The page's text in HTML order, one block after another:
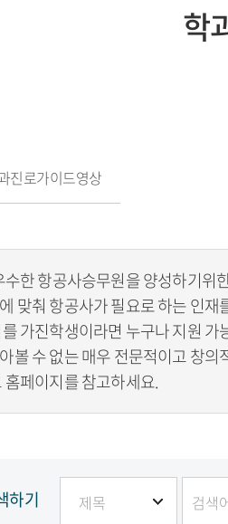
학
진로가이드영상
한 항공사승무원을 양성하기위
맞춰 항공사가 필요로 하는 인
가진학생이라면 누구나 지원 가
볼 수 없는 매우 전문적이고 창
페이지를 참고하세요.
하기